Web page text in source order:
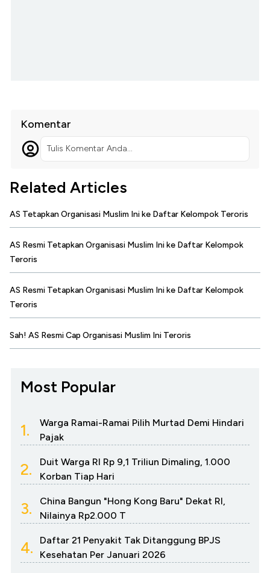
Komentar
Tulis Komentar Anda...
Related Articles
AS Tetapkan Organisasi Muslim Ini ke Daftar Kelompok Teroris
AS Resmi Tetapkan Organisasi Muslim Ini ke Daftar Kelompok
Teroris
AS Resmi Tetapkan Organisasi Muslim Ini ke Daftar Kelompok
Teroris
Sah! AS Resmi Cap Organisasi Muslim Ini Teroris
Most Popular
1.
Warga Ramai-Ramai Pilih Murtad Demi Hindari
Pajak
2.
Duit Warga RI Rp 9,1 Triliun Dimaling, 1.000
Korban Tiap Hari
3.
China Bangun "Hong Kong Baru" Dekat RI,
Nilainya Rp2.000 T
4.
Daftar 21 Penyakit Tak Ditanggung BPJS
Kesehatan Per Januari 2026